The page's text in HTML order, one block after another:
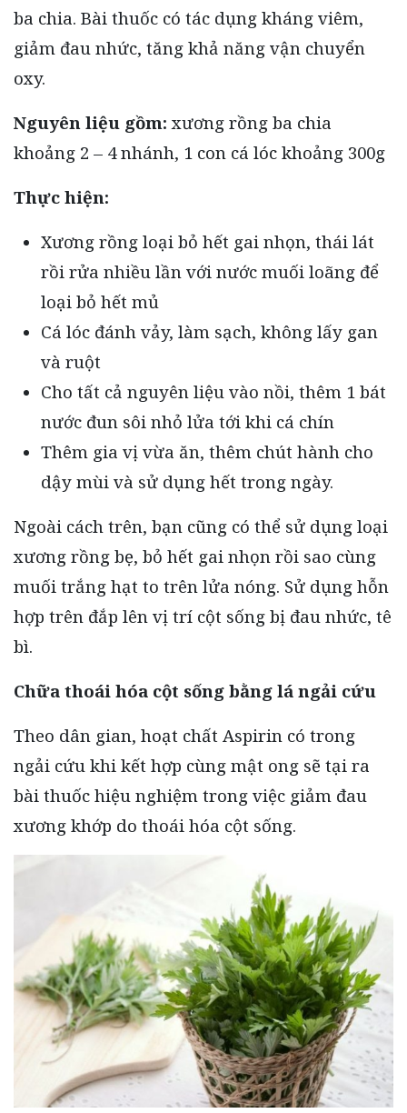
ba chia. Bài thuốc có tác dụng kháng viêm,
giảm đau nhức, tăng khả năng vận chuyển
oxy.
Nguyên liệu gồm: xương rồng ba chia
khoảng 2 – 4 nhánh, 1 con cá lóc khoảng 300g
Thực hiện:
Xương rồng loại bỏ hết gai nhọn, thái lát
rồi rửa nhiều lần với nước muối loãng để
loại bỏ hết mủ
Cá lóc đánh vảy, làm sạch, không lấy gan
và ruột
Cho tất cả nguyên liệu vào nồi, thêm 1 bát
nước đun sôi nhỏ lửa tới khi cá chín
Thêm gia vị vừa ăn, thêm chút hành cho
dậy mùi và sử dụng hết trong ngày.
Ngoài cách trên, bạn cũng có thể sử dụng loại
xương rồng bẹ, bỏ hết gai nhọn rồi sao cùng
muối trắng hạt to trên lửa nóng. Sử dụng hỗn
hợp trên đắp lên vị trí cột sống bị đau nhức, tê
bì.
Chữa thoái hóa cột sống bằng lá ngải cứu
Theo dân gian, hoạt chất Aspirin có trong
ngải cứu khi kết hợp cùng mật ong sẽ tại ra
bài thuốc hiệu nghiệm trong việc giảm đau
xương khớp do thoái hóa cột sống.